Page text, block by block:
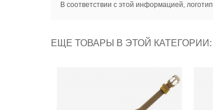
В соответствии с этой информацией,
ЕЩЕ ТОВАРЫ В ЭТОЙ КАТЕГОРИИ: